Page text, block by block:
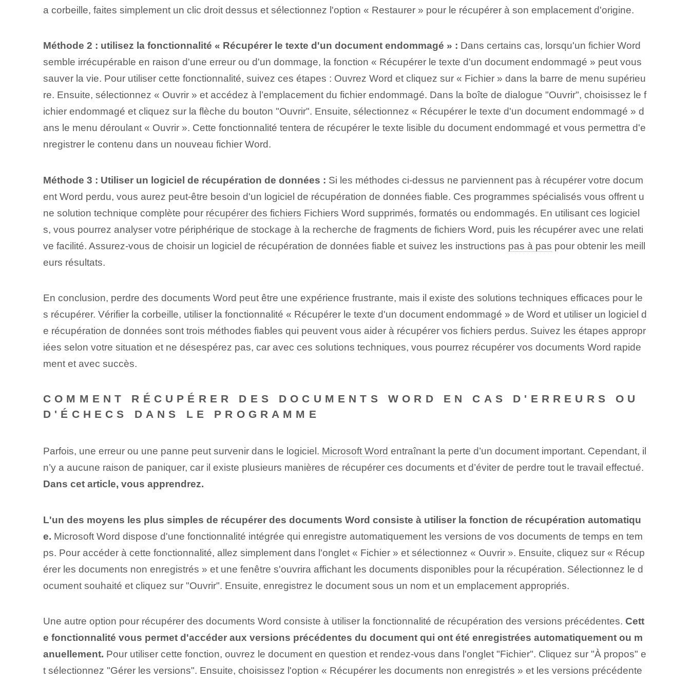
a corbeille, faites simplement un clic droit dessus et sélectionnez l'option « Restaurer » pour le récupérer à son emplacement d'origine.
Méthode 2 : utilisez la fonctionnalité « Récupérer le texte d'un document endommagé » : Dans certains cas, lorsqu'un fichier Word
semble irrécupérable en raison d'une erreur ou d'un dommage, la fonction « Récupérer le texte d'un document endommagé » peut vous
sauver la vie. Pour utiliser cette fonctionnalité, suivez ces étapes : Ouvrez Word et cliquez sur « Fichier » dans la barre de menu supérieu
re. Ensuite, sélectionnez « Ouvrir » et accédez à l’emplacement du fichier endommagé. Dans la boîte de dialogue "Ouvrir", choisissez le f
ichier endommagé et cliquez sur la flèche du bouton "Ouvrir". Ensuite, sélectionnez « Récupérer le texte d'un document endommagé » d
ans le menu déroulant « Ouvrir ». Cette fonctionnalité tentera de récupérer le texte lisible du document endommagé et vous permettra d'e
nregistrer le contenu dans un nouveau fichier Word.
Méthode 3 : Utiliser un logiciel de récupération de données : Si les méthodes ci-dessus ne parviennent pas à récupérer votre docum
ent Word perdu, vous aurez peut-être besoin d'un logiciel de récupération de données fiable. Ces programmes spécialisés vous offrent u
ne solution technique complète pour récupérer des fichiers Fichiers Word supprimés, formatés ou endommagés. En utilisant ces logiciel
s, vous pourrez analyser votre périphérique de stockage à la recherche de fragments de fichiers Word, puis les récupérer avec une relati
ve facilité. Assurez-vous de choisir un logiciel de récupération de données fiable et suivez les instructions pas à pas pour obtenir les meill
eurs résultats.
En conclusion, perdre des documents Word peut être une expérience frustrante, mais il existe des solutions techniques efficaces pour le
s récupérer. Vérifier la corbeille, utiliser la fonctionnalité « Récupérer le texte d'un document endommagé » de Word et utiliser un logiciel d
e récupération de données sont trois méthodes fiables qui peuvent vous aider à récupérer vos fichiers perdus. Suivez les étapes appropr
iées selon votre situation et ne désespérez pas, car avec ces solutions techniques, vous pourrez récupérer vos documents Word rapide
ment et avec succès.
COMMENT RÉCUPÉRER DES DOCUMENTS WORD EN CAS D'ERREURS OU
D'ÉCHECS DANS LE PROGRAMME
Parfois, une erreur ou une panne peut survenir dans le logiciel. Microsoft Word entraînant la perte d’un document important. Cependant, il
n’y a aucune raison de paniquer, car il existe plusieurs manières de récupérer ces documents et d’éviter de perdre tout le travail effectué.
Dans cet article, vous apprendrez.
L'un des moyens les plus simples de récupérer des documents Word consiste à utiliser la fonction de récupération automatiqu
e. Microsoft Word dispose d'une fonctionnalité intégrée qui enregistre automatiquement les versions de vos documents de temps en tem
ps. Pour accéder à cette fonctionnalité, allez simplement dans l'onglet « Fichier » et sélectionnez « Ouvrir ». Ensuite, cliquez sur « Récup
érer les documents non enregistrés » et une fenêtre s'ouvrira affichant les documents disponibles pour la récupération. Sélectionnez le d
ocument souhaité et cliquez sur "Ouvrir". Ensuite, enregistrez le document sous un nom et un emplacement appropriés.
Une autre option pour récupérer des documents Word consiste à utiliser la fonctionnalité de récupération des versions précédentes. Cett
e fonctionnalité vous permet d'accéder aux versions précédentes du document qui ont été enregistrées automatiquement ou m
anuellement. Pour utiliser cette fonction, ouvrez le document en question et rendez-vous dans l'onglet "Fichier". Cliquez sur "À propos" e
t sélectionnez "Gérer les versions". Ensuite, choisissez l'option « Récupérer les documents non enregistrés » et les versions précédente